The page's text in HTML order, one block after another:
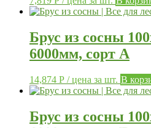
Брус из сосны
6000мм, сорт А
14,874 Р / цена за шт. В
Брус из сосны